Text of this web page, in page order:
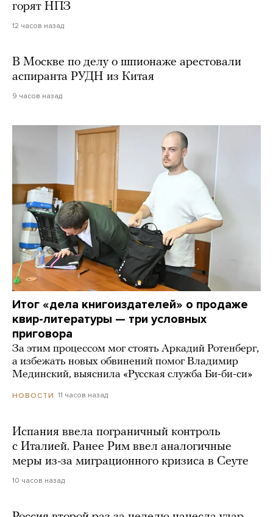
горят НПЗ
12 часов назад
В Москве по делу о шпионаже арестовали
аспиранта РУДН из Китая
9 часов назад
Итог «дела книгоиздателей» о продаже
квир-литературы — три условных
приговора
За этим процессом мог стоять Аркадий Ротенберг,
а избежать новых обвинений помог Владимир
Мединский, выяснила «Русская служба Би-би-си»
НОВОСТИ 11 часов назад
Испания ввела пограничный контроль
с Италией. Ранее Рим ввел аналогичные
меры из-за миграционного кризиса в Сеуте
10 часов назад